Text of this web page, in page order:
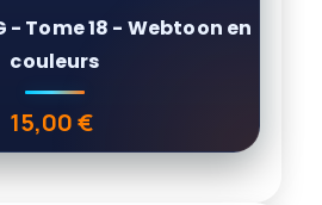
- Tome 18 - Webtoon en
couleurs
Prix
15,00 €